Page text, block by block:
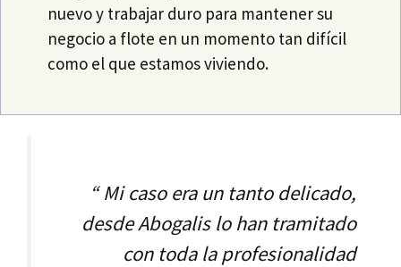
nuevo y trabajar duro para mantener su
negocio a flote en un momento tan difícil
como el que estamos viviendo.
“Mi caso era un tanto delicado,
desde Abogalis lo han tramitado
con toda la profesionalidad